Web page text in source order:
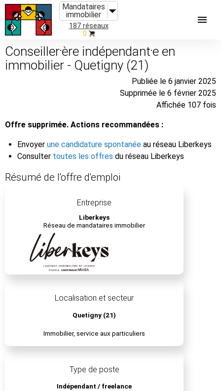
Mandataires
immobilier
187 réseaux
0
Conseiller⸱ère indépendant⸱e en
immobilier - Quetigny (21)
Publiée le 6 janvier 2025
Supprimée le 6 février 2025
Affichée 107 fois
Offre supprimée. Actions recommandées :
Envoyer une candidature spontanée au réseau Liberkeys
Consulter toutes les offres du réseau Liberkeys
Résumé de l'offre d'emploi
Entreprise
Liberkeys
Réseau de mandataires immobilier
Localisation et secteur
Quetigny (21)
Immobilier, service aux particuliers
Type de poste
Indépendant / freelance